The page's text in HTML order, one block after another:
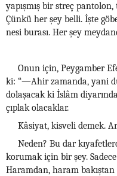
yapışmış bir streç
Çünkü her şey belli. İşte
nesi burası. Her şey
Onun için, Peygamber
ki: “—Ahir zamanda, yani
dolaşacak ki İslâm
çıplak olacaklar.
Kâsiyat, kisveli demek.
Neden? Bu dar
korumak için bir şey.
Haramdan, haram